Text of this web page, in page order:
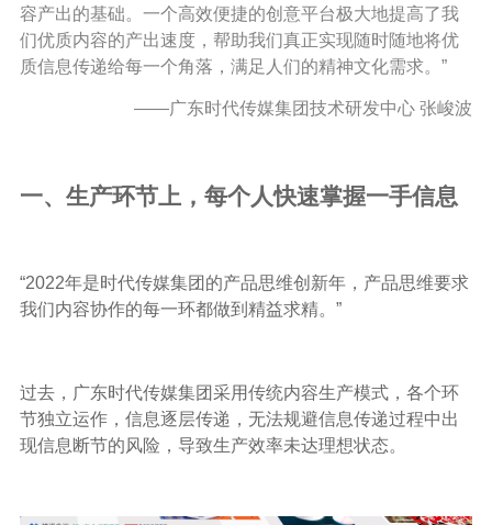
容产出的基础。一个高效便捷的创意平台极大地提高了我
们优质内容的产出速度，帮助我们真正实现随时随地将优
质信息传递给每一个角落，满足人们的精神文化需求。”
——广东时代传媒集团技术研发中心 张峻波
一、生产环节上，每个人快速掌握一手信息
“2022年是时代传媒集团的产品思维创新年，产品思维要求
我们内容协作的每一环都做到精益求精。”
过去，广东时代传媒集团采用传统内容生产模式，各个环
节独立运作，信息逐层传递，无法规避信息传递过程中出
现信息断节的风险，导致生产效率未达理想状态。